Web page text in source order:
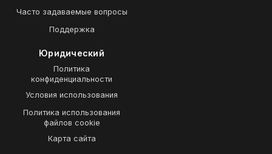
Часто задаваемые вопросы
Поддержка
Юридический
Политика
конфиденциальности
Условия использования
Политика использования
файлов cookie
Карта сайта